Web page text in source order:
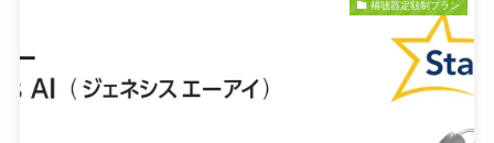
補聴器定額制プラン